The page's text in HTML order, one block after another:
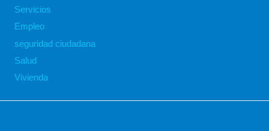
Servicios
Empleo
seguridad ciudadana
Salud
Vivienda